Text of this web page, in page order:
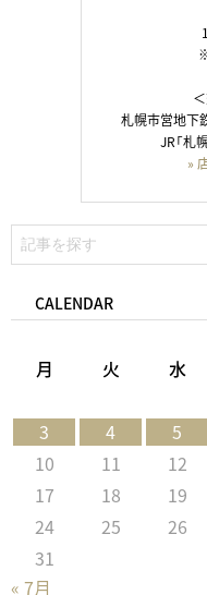
札幌市営地下
JR「札
»
索:
CALENDAR
月 火 水
« 7月
3
4 5
10
11 12
17
18 19
24
25 26
31